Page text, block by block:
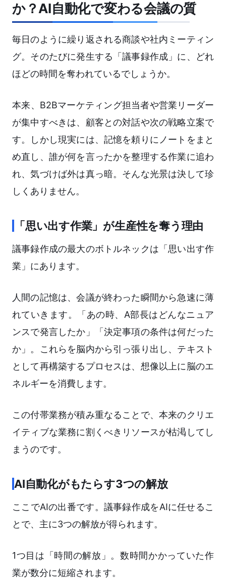
か？AI自動化で変わる会議の質
毎日のように繰り返される商談や社内ミーティン
グ。そのたびに発生する「議事録作成」に、どれ
ほどの時間を奪われているでしょうか。
本来、B2Bマーケティング担当者や営業リーダー
が集中すべきは、顧客との対話や次の戦略立案で
す。しかし現実には、記憶を頼りにノートをまと
め直し、誰が何を言ったかを整理する作業に追わ
れ、気づけば外は真っ暗。そんな光景は決して珍
しくありません。
「思い出す作業」が生産性を奪う理由
議事録作成の最大のボトルネックは「思い出す作
業」にあります。
人間の記憶は、会議が終わった瞬間から急速に薄
れていきます。「あの時、A部長はどんなニュア
ンスで発言したか」「決定事項の条件は何だった
か」。これらを脳内から引っ張り出し、テキスト
として再構築するプロセスは、想像以上に脳のエ
ネルギーを消費します。
この付帯業務が積み重なることで、本来のクリエ
イティブな業務に割くべきリソースが枯渇してし
まうのです。
AI自動化がもたらす3つの解放
ここでAIの出番です。議事録作成をAIに任せるこ
とで、主に3つの解放が得られます。
1つ目は「時間の解放」。数時間かかっていた作
業が数分に短縮されます。